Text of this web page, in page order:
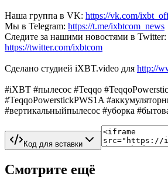
Наша группа в VK: https://vk.com/
Мы в Telegram: https://t.me/ixbtcom_news
Следите за нашими новостями в Twitter:
https://twitter.com/ixbtcom
Сделано студией iXBT.video для http://
#iXBT #пылесос #Teqqo
#TeqqoPowerstickPWS1A
#вертикальныйпылесос #уборка
Код для вставки
Смотрите ещё